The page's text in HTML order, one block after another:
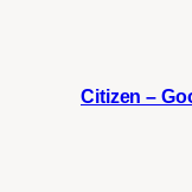
Citizen –